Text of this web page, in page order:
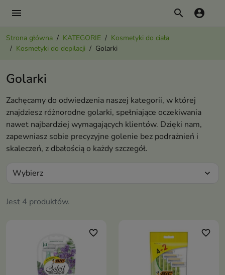
menu search account_circle
Strona główna KATEGORIE
Kosmetyki do ciała
Kosmetyki do depilacji
Golarki
Golarki
Zachęcamy do odwiedzenia naszej kategorii, w której
znajdziesz różnorodne golarki, spełniające oczekiwania
nawet najbardziej wymagających klientów. Dzięki nam,
zapewniasz sobie precyzyjne golenie bez podrażnień i
skaleczeń, z dbałością o każdy szczegół.
Jest 4 produktów.
Wybierz expand_more
favorite_border favorite_border